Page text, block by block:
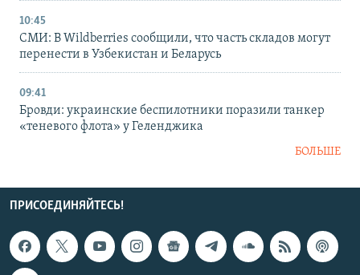
10:45
СМИ: В Wildberries сообщили, что часть складов могут
перенести в Узбекистан и Беларусь
09:41
Бровди: украинские беспилотники поразили танкер
«теневого флота» у Геленджика
БОЛЬШЕ
ПРИСОЕДИНЯЙТЕСЬ!